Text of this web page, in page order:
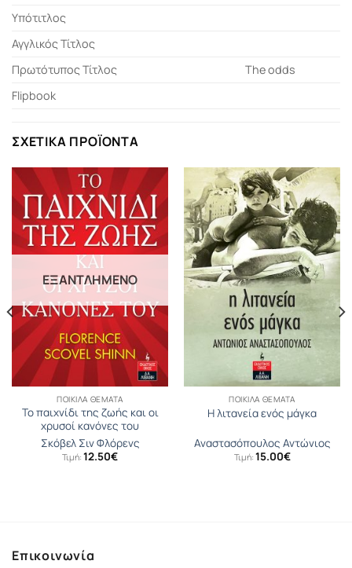
Υπότιτλος
Αγγλικός Τίτλος
Πρωτότυπος Τίτλος
The odds
Flipbook
ΣΧΕΤΙΚΆ ΠΡΟΪΌΝΤΑ
ΕΞΑΝΤΛΗΜΈΝΟ
ΠΟΙΚΊΛΑ ΘΈΜΑΤΑ
Το παιχνίδι της ζωής και οι
χρυσοί κανόνες του
Σκόβελ Σιν Φλόρενς
Τιμή: 12.50€
ΠΟΙΚΊΛΑ ΘΈΜΑΤΑ
Η λιτανεία ενός μάγκα
Αναστασόπουλος Αντώνιος
Τιμή: 15.00€
Επικοινωνία